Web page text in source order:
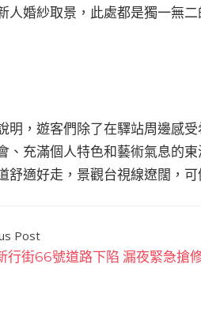
人婚紗取景，此處都是獨一無二
明，遊客們除了在驛站周邊感
、充滿個人特色和藝術氣息的
舒適好走，景觀台視線遼闊，
Post
行街66號道路下陷 漏夜緊急搶